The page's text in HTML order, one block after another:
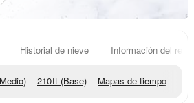
Historial de nieve Información del
210ft (Base) Mapas de tiempo